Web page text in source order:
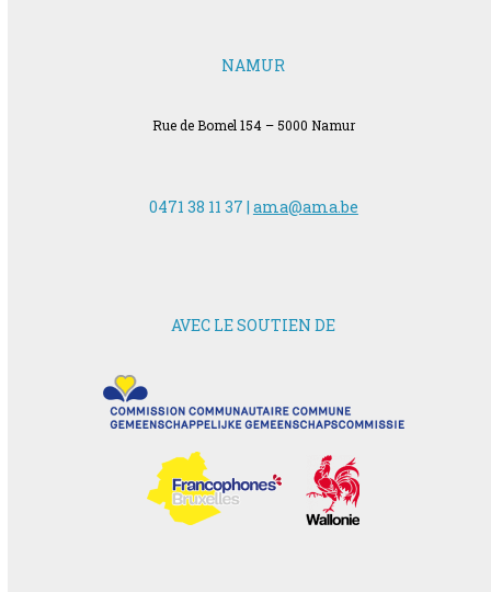
NAMUR
Rue de Bomel 154 – 5000 Namur
0471 38 11 37 | ama@ama.be
AVEC LE SOUTIEN DE